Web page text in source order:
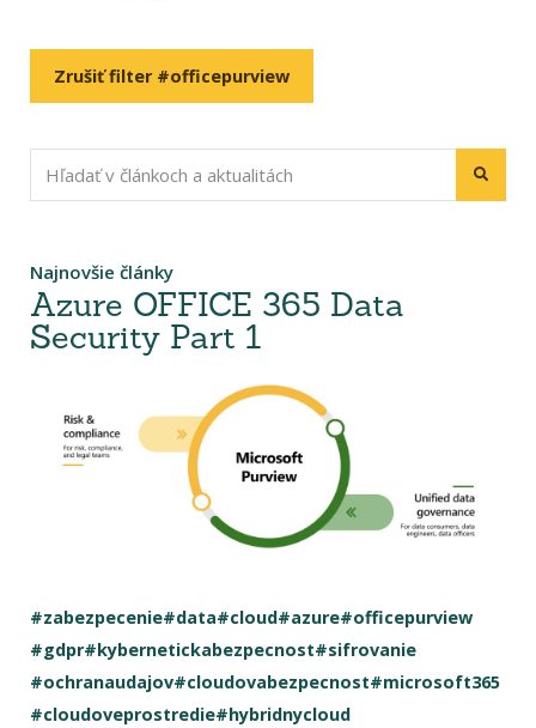
Zrušiť filter #officepurview
Najnovšie články
Azure OFFICE 365 Data
Security Part 1
#zabezpecenie#data#cloud#azure#officepurview
#gdpr#kybernetickabezpecnost#sifrovanie
#ochranaudajov#cloudovabezpecnost#microsoft365
#cloudoveprostredie#hybridnycloud